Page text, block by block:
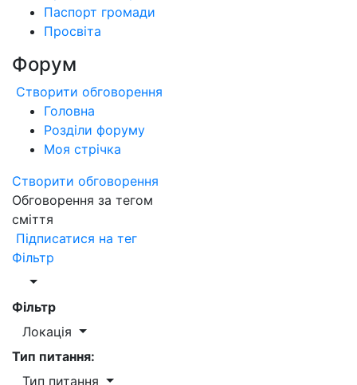
Паспорт громади
Просвіта
Форум
Створити обговорення
Головна
Розділи форуму
Моя стрічка
Створити обговорення
Обговорення за тегом
сміття
Підписатися на тег
Фільтр
Фільтр
Локація
Тип питання:
Тип питання